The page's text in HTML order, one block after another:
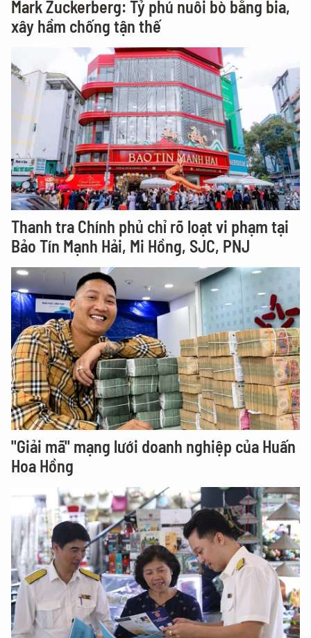
Mark Zuckerberg: Tỷ phú nuôi bò bằng bia,
xây hầm chống tận thế
Thanh tra Chính phủ chỉ rõ loạt vi phạm tại
Bảo Tín Mạnh Hải, Mi Hồng, SJC, PNJ
"Giải mã" mạng lưới doanh nghiệp của Huấn
Hoa Hồng